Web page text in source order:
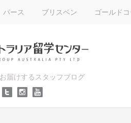
パース ブリスベン ゴールド
届けするスタッフブログ